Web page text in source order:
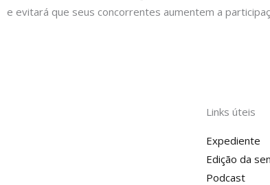
e evitará que seus concorrentes aumentem a
Links úteis
Expediente
Edição da
Podcast